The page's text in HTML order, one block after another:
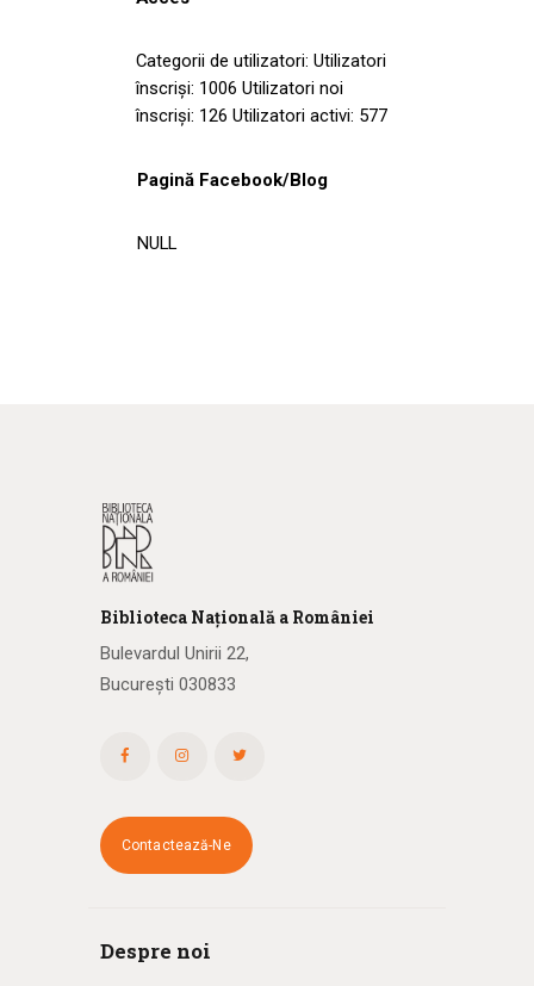
Categorii de utilizatori: Utilizatori
înscriși: 1006 Utilizatori noi
înscriși: 126 Utilizatori activi: 577
Pagină Facebook/Blog
NULL
Biblioteca Națională a României
Bulevardul Unirii 22,
București 030833
Contactează-Ne
Despre noi